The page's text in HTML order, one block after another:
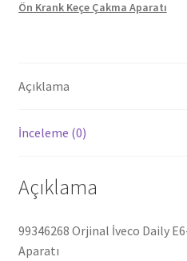
Keçe
adet
Ön Krank Keçe Çakma Aparatı
Açıklama
İnceleme (0)
Açıklama
99346268 Orjinal İveco Daily
Aparatı